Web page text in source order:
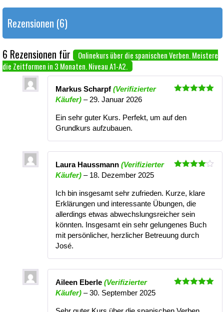
Rezensionen (6)
6 Rezensionen für
Onlinekurs über die spanischen Verben. Meistere
die Zeitformen in 3 Monaten. Niveau А1-А2.
5
Markus Scharpf (Verifizierter
Käufer) – 29. Januar 2026
Ein sehr guter Kurs. Perfekt, um auf den
Grundkurs aufzubauen.
von 5
Laura Haussmann (Verifizierter
Käufer) – 18. Dezember 2025
Ich bin insgesamt sehr zufrieden. Kurze, klare
Erklärungen und interessante Übungen, die
allerdings etwas abwechslungsreicher sein
könnten. Insgesamt ein sehr gelungenes Buch
mit persönlicher, herzlicher Betreuung durch
José.
5
Aileen Eberle (Verifizierter
Käufer) – 30. September 2025